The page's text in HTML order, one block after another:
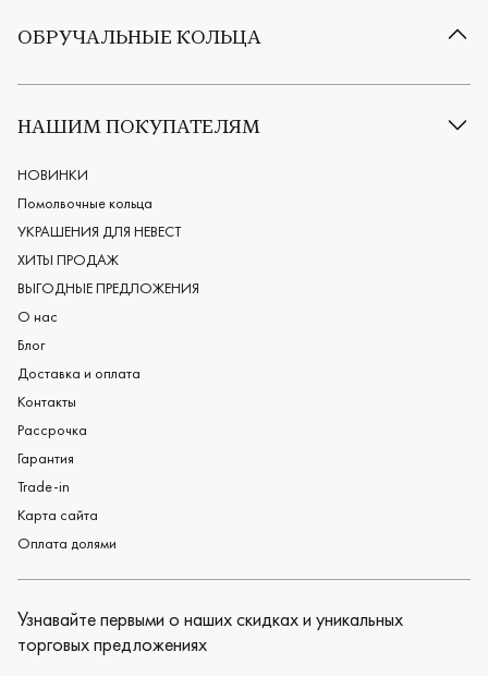
ОБРУЧАЛЬНЫЕ КОЛЬЦА
Все обручальные кольца
Европейские обручальные кольца
Мужские обручальные кольца
Женские обручальные кольца
Обручальные кольца из платины
Дизайнерские обручальные кольца
Черные обручальные кольца
НАШИМ ПОКУПАТЕЛЯМ
НОВИНКИ
Помолвочные кольца
УКРАШЕНИЯ ДЛЯ НЕВЕСТ
ХИТЫ ПРОДАЖ
ВЫГОДНЫЕ ПРЕДЛОЖЕНИЯ
О нас
Блог
Доставка и оплата
Контакты
Рассрочка
Гарантия
Trade-in
Карта сайта
Оплата долями
Узнавайте первыми о наших скидках и уникальных
торговых предложениях